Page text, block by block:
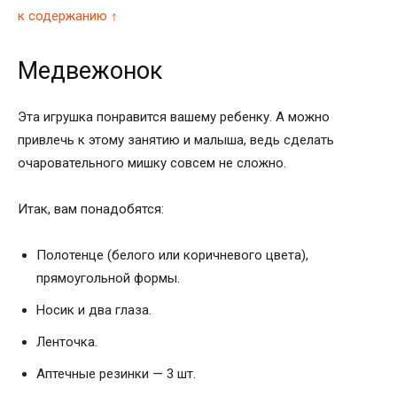
к содержанию ↑
Медвежонок
Эта игрушка понравится вашему ребенку. А можно
привлечь к этому занятию и малыша, ведь сделать
очаровательного мишку совсем не сложно.
Итак, вам понадобятся:
Полотенце (белого или коричневого цвета),
прямоугольной формы.
Носик и два глаза.
Ленточка.
Аптечные резинки — 3 шт.